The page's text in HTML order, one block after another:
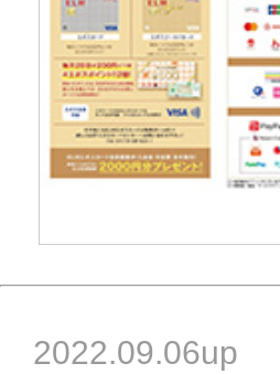
2022.09.06up